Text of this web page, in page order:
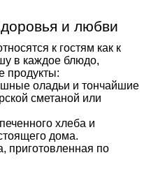
и любви
к гостям как к
в каждое блюдо,
продукты:
оладьи и тончайшие
сметаной или
хлеба и
дома.
по